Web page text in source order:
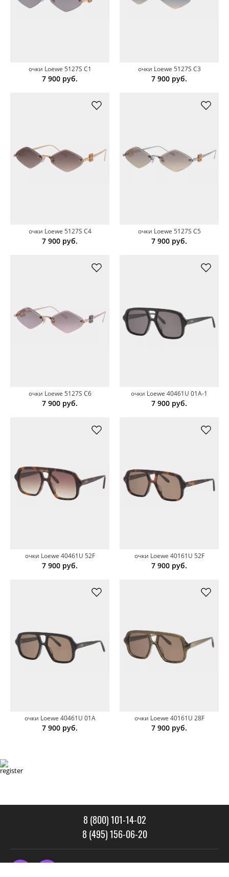
очки Loewe 5127S C1
7 900 руб.
очки Loewe 5127S C3
7 900 руб.
очки Loewe 5127S C4
7 900 руб.
очки Loewe 5127S C5
7 900 руб.
очки Loewe 5127S C6
7 900 руб.
очки Loewe 40461U 01A-1
7 900 руб.
очки Loewe 40461U 52F
7 900 руб.
очки Loewe 40161U 52F
7 900 руб.
очки Loewe 40461U 01A
7 900 руб.
очки Loewe 40161U 28F
7 900 руб.
8 (800) 101-14-02
8 (495) 156-06-20